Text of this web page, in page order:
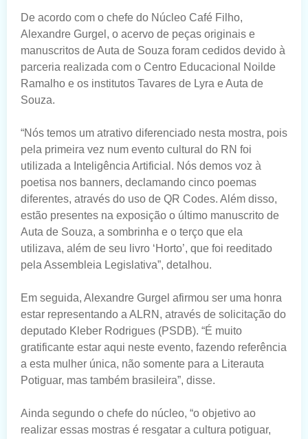
De acordo com o chefe do Núcleo Café Filho,
Alexandre Gurgel, o acervo de peças originais e
manuscritos de Auta de Souza foram cedidos devido à
parceria realizada com o Centro Educacional Noilde
Ramalho e os institutos Tavares de Lyra e Auta de
Souza.
“Nós temos um atrativo diferenciado nesta mostra, pois
pela primeira vez num evento cultural do RN foi
utilizada a Inteligência Artificial. Nós demos voz à
poetisa nos banners, declamando cinco poemas
diferentes, através do uso de QR Codes. Além disso,
estão presentes na exposição o último manuscrito de
Auta de Souza, a sombrinha e o terço que ela
utilizava, além de seu livro ‘Horto’, que foi reeditado
pela Assembleia Legislativa”, detalhou.
Em seguida, Alexandre Gurgel afirmou ser uma honra
estar representando a ALRN, através de solicitação do
deputado Kleber Rodrigues (PSDB). “É muito
gratificante estar aqui neste evento, fazendo referência
a esta mulher única, não somente para a Literauta
Potiguar, mas também brasileira”, disse.
Ainda segundo o chefe do núcleo, “o objetivo ao
realizar essas mostras é resgatar a cultura potiguar,